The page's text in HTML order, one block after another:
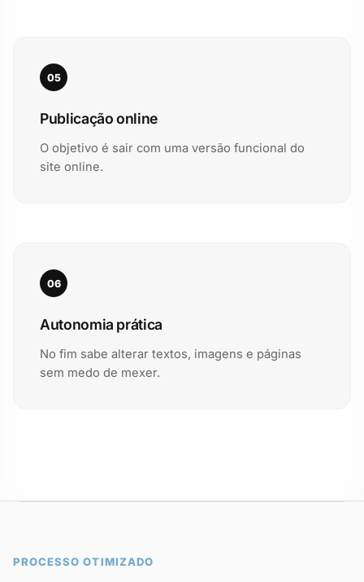
05
Publicação online
O objetivo é sair com uma versão funcional do
site online.
06
Autonomia prática
No fim sabe alterar textos, imagens e páginas
sem medo de mexer.
PROCESSO OTIMIZADO